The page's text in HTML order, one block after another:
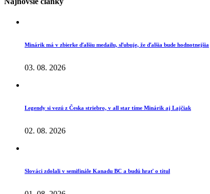
Minárik má v zbierke ďalšiu medailu, sľubuje, že ďalšia bude hodnotnejšia
03. 08. 2026
Legendy si vezú z Česka striebro, v all star tíme Minárik aj Lajčiak
02. 08. 2026
Slováci zdolali v semifinále Kanadu BC a budú hrať o titul